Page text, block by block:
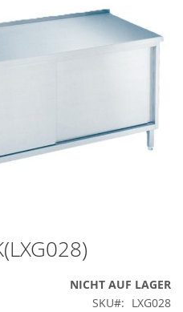
NICHT AUF LAGER
SKU
LXG028